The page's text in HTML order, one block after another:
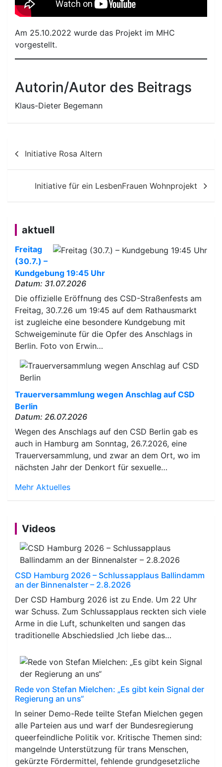
Am 25.10.2022 wurde das Projekt im MHC
vorgestellt.
Autorin/Autor des Beitrags
Klaus-Dieter Begemann
Beitragsnavigation
Initiative Rosa Altern
Initiative für ein LesbenFrauen Wohnprojekt
aktuell
Freitag
(30.7.) –
Kundgebung 19:45 Uhr
Datum: 31.07.2026
Die offizielle Eröffnung des CSD-Straßenfests am
Freitag, 30.7.26 um 19:45 auf dem Rathausmarkt
ist zugleiche eine besondere Kundgebung mit
Schweigeminute für die Opfer des Anschlags in
Berlin. Foto von Erwin…
Trauerversammlung wegen Anschlag auf CSD
Berlin
Datum: 26.07.2026
Wegen des Anschlags auf den CSD Berlin gab es
auch in Hamburg am Sonntag, 26.7.2026, eine
Trauerversammlung, und zwar an dem Ort, wo im
nächsten Jahr der Denkort für sexuelle…
Mehr Aktuelles
Videos
CSD Hamburg 2026 – Schlussapplaus Ballindamm
an der Binnenalster – 2.8.2026
Der CSD Hamburg 2026 ist zu Ende. Um 22 Uhr
war Schuss. Zum Schlussapplaus reckten sich viele
Arme in die Luft, schunkelten und sangen das
traditionelle Abschiedslied ‚Ich liebe das…
Rede von Stefan Mielchen: „Es gibt kein Signal der
Regierung an uns“
In seiner Demo-Rede teilte Stefan Mielchen gegen
alle Parteien aus und warf der Bundesregierung
queerfeindliche Politik vor. Kritische Themen sind:
mangelnde Unterstützung für trans Menschen,
gekürzte Fördermittel, fehlende grundgesetzliche